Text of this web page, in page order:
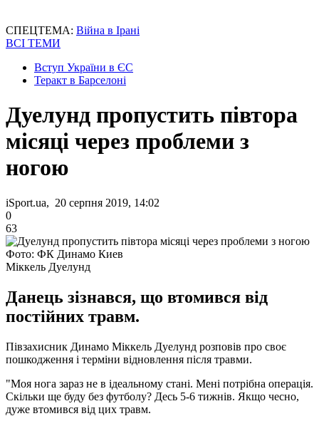
СПЕЦТЕМА: Війна в Ірані
ВСІ ТЕМИ
Вступ України в ЄС
Теракт в Барселоні
Дуелунд пропустить півтора
місяці через проблеми з
ногою
iSport.ua, 20 серпня 2019, 14:02
0
63
Фото: ФК Динамо Киев
Міккель Дуелунд
Данець зізнався, що втомився від
постійних травм.
Півзахисник Динамо Міккель Дуелунд розповів про своє
пошкодження і терміни відновлення після травми.
"Моя нога зараз не в ідеальному стані. Мені потрібна операція.
Скільки ще буду без футболу? Десь 5-6 тижнів. Якщо чесно,
дуже втомився від цих травм.